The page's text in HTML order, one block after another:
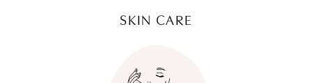
SKIN CARE